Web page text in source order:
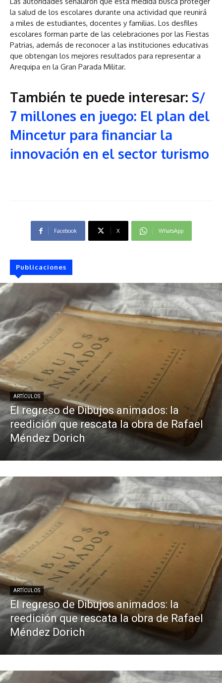
la salud de los escolares durante una actividad que reunirá
a miles de estudiantes, docentes y familias. Los desfiles
escolares forman parte de las celebraciones por las Fiestas
Patrias, además de reconocer a las instituciones educativas
que obtengan los mejores resultados para representar a
Arequipa en la Gran Parada Militar.
También te puede interesar: S/
7 millones en juego: El plan del
Mincetur para financiar la
innovación en el sector turismo
Facebook X WhatsApp
Publicaciones
ARTÍCULOS
El regreso de Dibujos animados: la
reedición que rescata la obra de Rafael
Méndez Dorich
ARTÍCULOS
El regreso de Dibujos animados: la
reedición que rescata la obra de Rafael
Méndez Dorich